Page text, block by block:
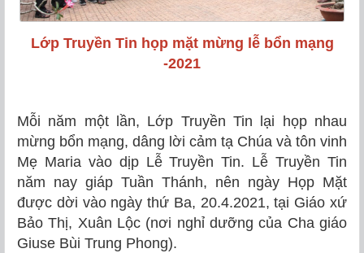
Lớp Truyền Tin họp mặt mừng lễ bổn mạng
-2021
Mỗi năm một lần, Lớp Truyền Tin lại họp nhau
mừng bổn mạng, dâng lời cảm tạ Chúa và tôn vinh
Mẹ Maria vào dịp Lễ Truyền Tin. Lễ Truyền Tin
năm nay giáp Tuần Thánh, nên ngày Họp Mặt
được dời vào ngày thứ Ba, 20.4.2021, tại Giáo xứ
Bảo Thị, Xuân Lộc (nơi nghỉ dưỡng của Cha giáo
Giuse Bùi Trung Phong).